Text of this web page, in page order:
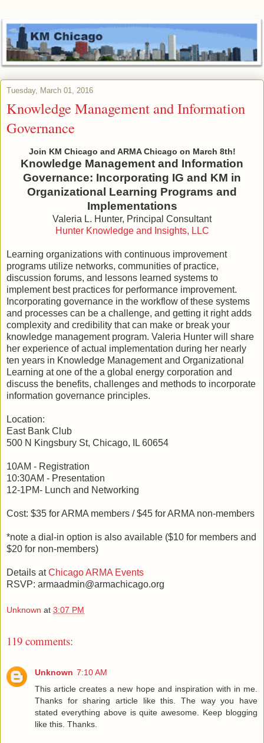
Tuesday, March 01, 2016
Knowledge Management and Information
Governance
Join KM Chicago and ARMA Chicago on March 8th!
Knowledge Management and Information
Governance: Incorporating IG and KM in
Organizational Learning Programs and
Implementations
Valeria L. Hunter, Principal Consultant
Hunter Knowledge and Insights, LLC
Learning organizations with continuous improvement
programs utilize networks, communities of practice,
discussion forums, and lessons learned systems to
implement best practices for performance improvement.
Incorporating governance in the workflow of these systems
and processes can be a challenge, and getting it right adds
complexity and credibility that can make or break your
knowledge management program. Valeria Hunter will share
her experience of actual implementation during her nearly
ten years in Knowledge Management and Organizational
Learning at one of the a global energy corporation and
discuss the benefits, challenges and methods to incorporate
information governance principles.
Location:
East Bank Club
500 N Kingsbury St, Chicago, IL 60654
10AM - Registration
10:30AM - Presentation
12-1PM- Lunch and Networking
Cost: $35 for ARMA members / $45 for ARMA non-members
*note a dial-in option is also available ($10 for members and
$20 for non-members)
Details atChicago ARMA Events
RSVP: armaadmin@armachicago.org
Unknown at 3:07 PM
119 comments:
Unknown 7:10 AM
This article creates a new hope and inspiration with in me.
Thanks for sharing article like this. The way you have
stated everything above is quite awesome. Keep blogging
like this. Thanks.